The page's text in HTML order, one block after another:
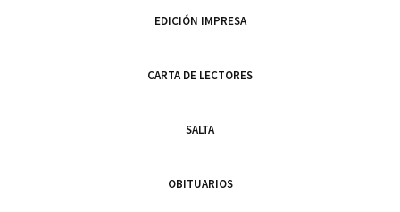
EDICIÓN IMPRESA
CARTA DE LECTORES
SALTA
OBITUARIOS